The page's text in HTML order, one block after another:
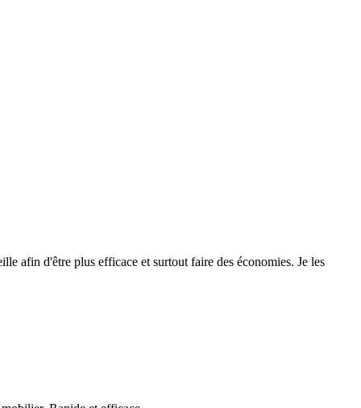
afin d'être plus efficace et surtout faire des économies. Je les